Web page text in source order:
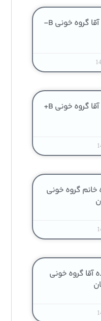
آگهی عادی — اهداکننده آقا گروه خونی B-
آگهی عادی — اهداکننده آقا گروه خونی B+
گروه خونی
آقا گروه خونی